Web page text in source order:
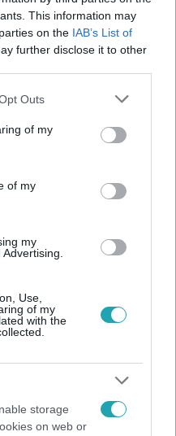
This information may
on the IAB’s List of
further disclose it to other
uses one or more Google
You may click to
and its third-party tags to
purposes in below Google
Outs
of my
of my
my
Use,
of my
with the
storage
on web or
FELMELEGEDÉS